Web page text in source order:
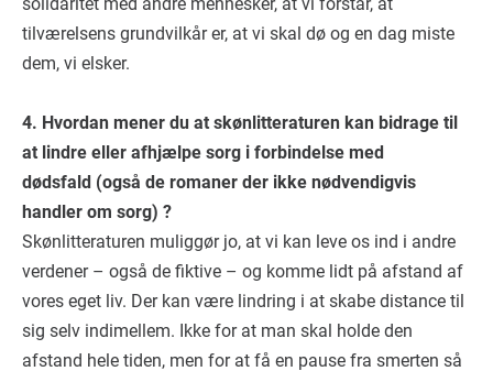
solidaritet med andre mennesker, at vi forstår, at
tilværelsens grundvilkår er, at vi skal dø og en dag miste
dem, vi elsker.
4. Hvordan mener du at skønlitteraturen kan bidrage til
at lindre eller afhjælpe sorg i forbindelse med
dødsfald (også de romaner der ikke nødvendigvis
handler om sorg) ?
Skønlitteraturen muliggør jo, at vi kan leve os ind i andre
verdener – også de fiktive – og komme lidt på afstand af
vores eget liv. Der kan være lindring i at skabe distance til
sig selv indimellem. Ikke for at man skal holde den
afstand hele tiden, men for at få en pause fra smerten så